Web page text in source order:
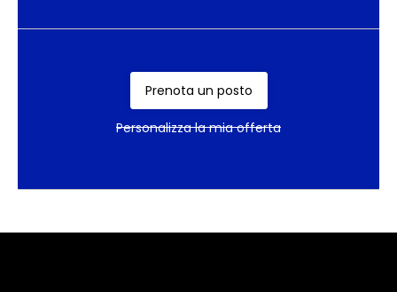
Prenota un posto
Personalizza la mia offerta